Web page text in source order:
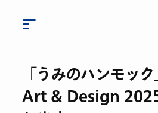
「うみのハンモッ
Art & Design